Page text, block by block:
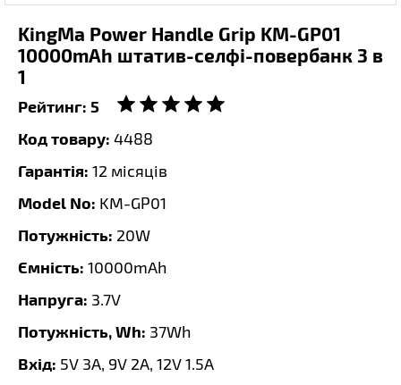
KingMa Power Handle Grip KM-GP01
10000mAh штатив-селфі-повербанк 3 в
1
Рейтинг: 5
Код товару: 4488
Гарантія: 12 місяців
Model No: KM-GP01
Потужність: 20W
Ємність: 10000mAh
Напруга: 3.7V
Потужність, Wh: 37Wh
Вхід: 5V 3A, 9V 2A, 12V 1.5A